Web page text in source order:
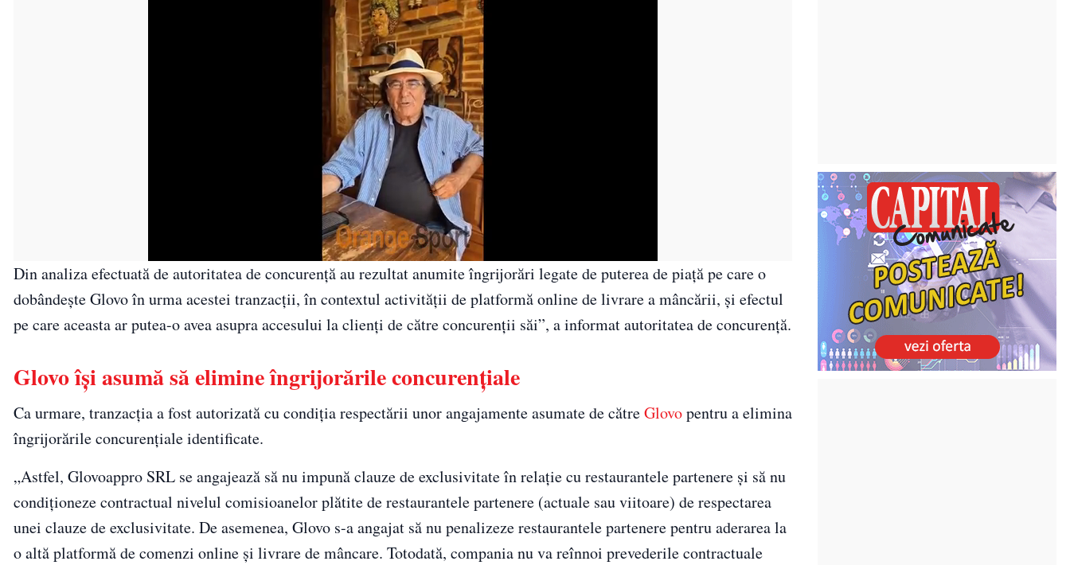
Din analiza efectuată de autoritatea de concurenţă au rezultat anumite îngrijorări legate de puterea de piaţă pe care o
dobândeşte Glovo în urma acestei tranzacţii, în contextul activităţii de platformă online de livrare a mâncării, şi efectul
pe care aceasta ar putea-o avea asupra accesului la clienţi de către concurenţii săi”, a informat autoritatea de concurenţă.
Glovo își asumă să elimine îngrijorările concurenţiale
Ca urmare, tranzacţia a fost autorizată cu condiţia respectării unor angajamente asumate de cătreGlovopentru a elimina
îngrijorările concurenţiale identificate.
„Astfel, Glovoappro SRL se angajează să nu impună clauze de exclusivitate în relaţie cu restaurantele partenere şi să nu
condiţioneze contractual nivelul comisioanelor plătite de restaurantele partenere (actuale sau viitoare) de respectarea
unei clauze de exclusivitate. De asemenea, Glovo s-a angajat să nu penalizeze restaurantele partenere pentru aderarea la
o altă platformă de comenzi online şi livrare de mâncare. Totodată, compania nu va reînnoi prevederile contractuale